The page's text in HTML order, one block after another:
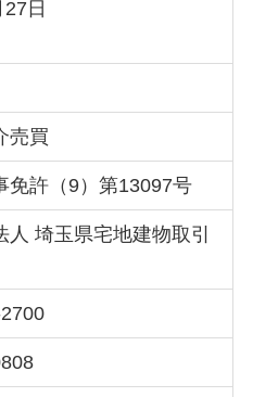
日
売買
免許（9）第13097号
人 埼玉県宅地建物取引